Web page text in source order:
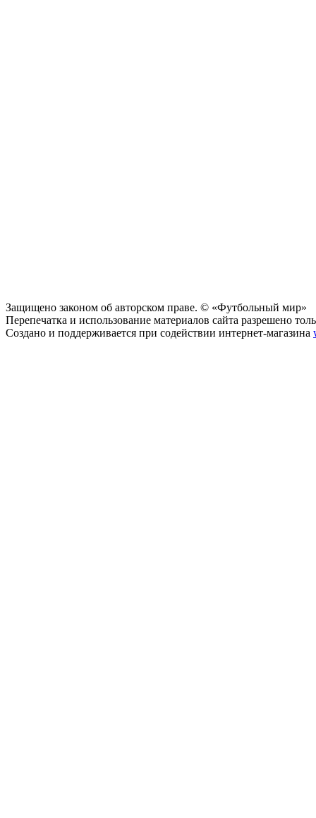
Защищено законом об авторском праве. © «Футбольный мир»
Перепечатка и использование материалов сайта разрешено
Создано и поддерживается при содействии интернет-магазина